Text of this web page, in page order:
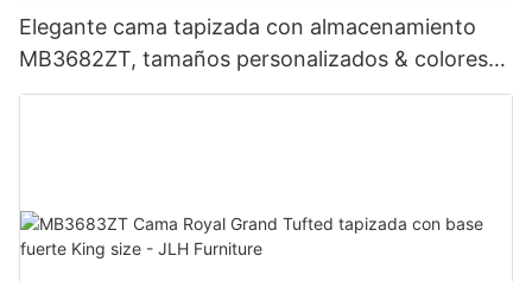
Elegante cama tapizada con almacenamiento
MB3682ZT, tamaños personalizados & colores
Precio de fábrica - Muebles JLH